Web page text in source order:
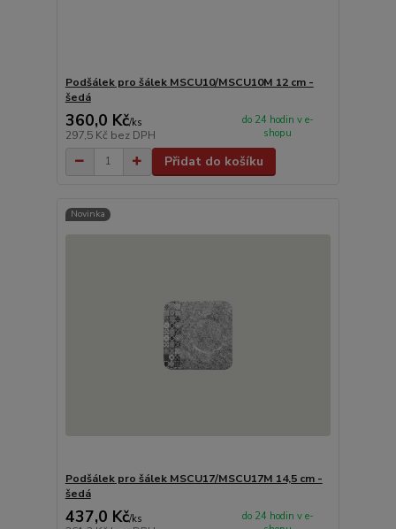
Podšálek pro šálek MSCU10/MSCU10M 12 cm -
šedá
360,0 Kč/ks
297,5 Kč bez DPH
do 24 hodin v e-
shopu
Přidat do košíku
Novinka
Podšálek pro šálek MSCU17/MSCU17M 14,5 cm -
šedá
437,0 Kč/ks
do 24 hodin v e-